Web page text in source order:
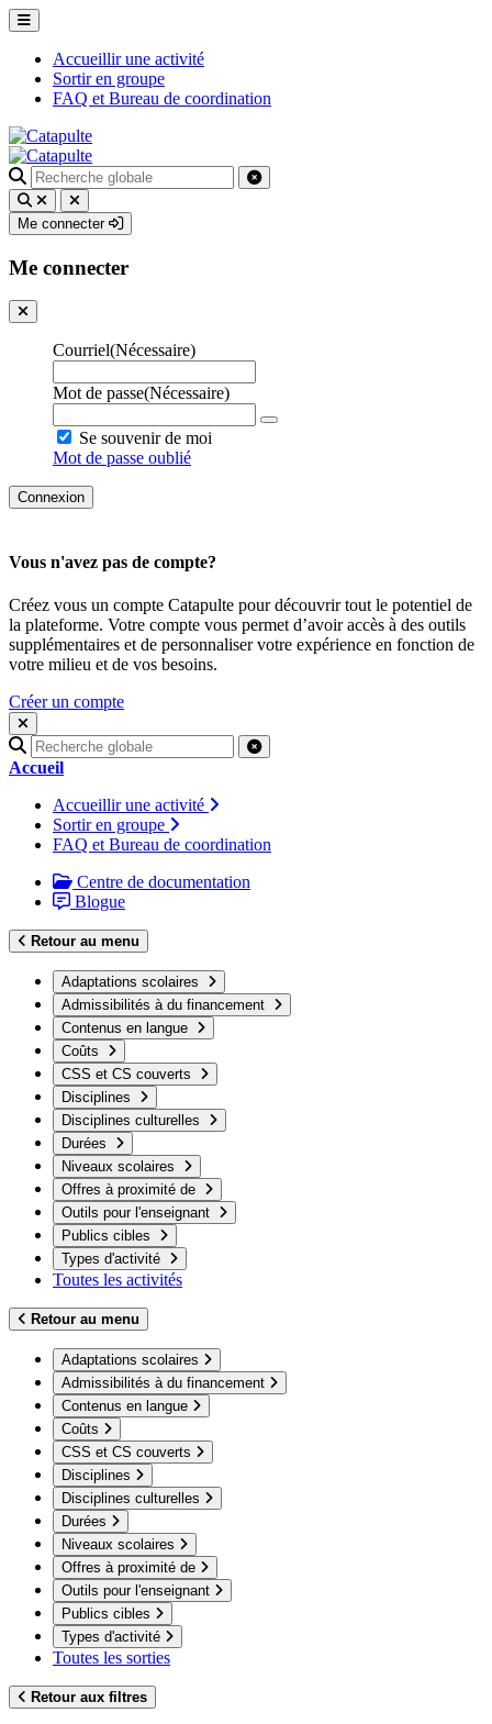
Accueillir une activité
Sortir en groupe
FAQ et Bureau de coordination
Recherche
pour
:
Me connecter
Me connecter
Courriel(Nécessaire)
Mot de passe(Nécessaire)
Se souvenir de moi
Mot de passe oublié
Vous n'avez pas de compte?
Créez vous un compte Catapulte pour découvrir tout le potentiel de
la plateforme. Votre compte vous permet d’avoir accès à des outils
supplémentaires et de personnaliser votre expérience en fonction de
votre milieu et de vos besoins.
Créer un compte
Recherche
pour
Accueil
Accueillir une activité
Sortir en groupe
FAQ et Bureau de coordination
Centre de documentation
Blogue
Retour au menu
Adaptations scolaires
Admissibilités à du financement
Contenus en langue
Coûts
CSS et CS couverts
Disciplines
Disciplines culturelles
Durées
Niveaux scolaires
Offres à proximité de
Outils pour l'enseignant
Publics cibles
Types d'activité
Toutes les activités
Retour au menu
Adaptations scolaires
Admissibilités à du financement
Contenus en langue
Coûts
CSS et CS couverts
Disciplines
Disciplines culturelles
Durées
Niveaux scolaires
Offres à proximité de
Outils pour l'enseignant
Publics cibles
Types d'activité
Toutes les sorties
Retour aux filtres